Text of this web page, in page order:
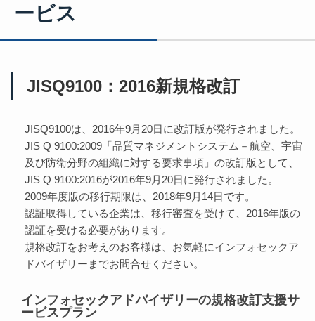
ービス
JISQ9100：2016新規格改訂
JISQ9100は、2016年9月20日に改訂版が発行されました。
JIS Q 9100:2009「品質マネジメントシステム－航空、宇宙
及び防衛分野の組織に対する要求事項」の改訂版として、
JIS Q 9100:2016が2016年9月20日に発行されました。
2009年度版の移行期限は、2018年9月14日です。
認証取得している企業は、移行審査を受けて、2016年版の
認証を受ける必要があります。
規格改訂をお考えのお客様は、お気軽にインフォセックア
ドバイザリーまでお問合せください。
インフォセックアドバイザリーの規格改訂支援サ
ービスプラン